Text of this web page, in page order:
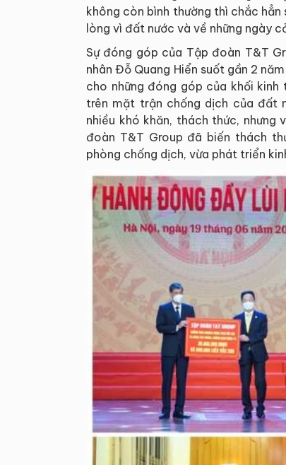
không còn bình thường thì chắc
lòng vì đất nước và về những ngày
Sự đóng góp của Tập đoàn T&T
nhân Đỗ Quang Hiển suốt gần 2
cho những đóng góp của khối
trên mặt trận chống dịch của đất
nhiều khó khăn, thách thức,
đoàn T&T Group đã biến thách
phòng chống dịch, vừa phát triển